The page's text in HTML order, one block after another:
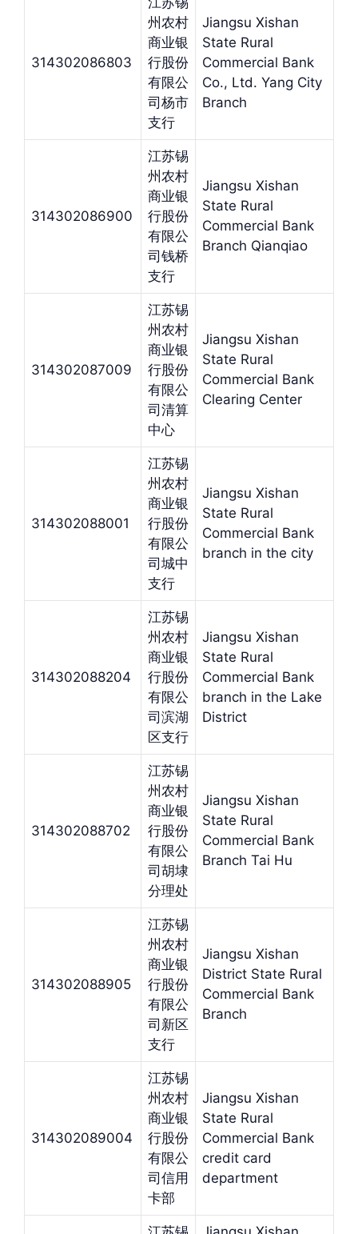
314302086803
州农村
商业银
行股份
有限公
司杨市
支行
Jiangsu Xishan
State Rural
Commercial Bank
Co., Ltd. Yang City
Branch
314302086900
江苏锡
州农村
商业银
行股份
有限公
司钱桥
支行
Jiangsu Xishan
State Rural
Commercial Bank
Branch Qianqiao
314302087009
江苏锡
州农村
商业银
行股份
有限公
司清算
中心
Jiangsu Xishan
State Rural
Commercial Bank
Clearing Center
314302088001
江苏锡
州农村
商业银
行股份
有限公
司城中
支行
Jiangsu Xishan
State Rural
Commercial Bank
branch in the city
314302088204
江苏锡
州农村
商业银
行股份
有限公
司滨湖
区支行
Jiangsu Xishan
State Rural
Commercial Bank
branch in the Lake
District
314302088702
江苏锡
州农村
商业银
行股份
有限公
司胡埭
分理处
Jiangsu Xishan
State Rural
Commercial Bank
Branch Tai Hu
314302088905
江苏锡
州农村
商业银
行股份
有限公
司新区
支行
Jiangsu Xishan
District State Rural
Commercial Bank
Branch
314302089004
江苏锡
州农村
商业银
行股份
有限公
司信用
卡部
Jiangsu Xishan
State Rural
Commercial Bank
credit card
department